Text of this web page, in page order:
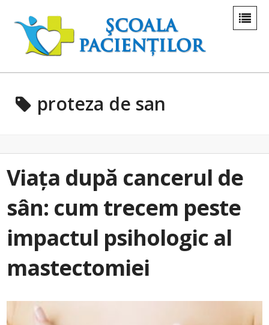
proteza de san
Viața după cancerul de
sân: cum trecem peste
impactul psihologic al
mastectomiei